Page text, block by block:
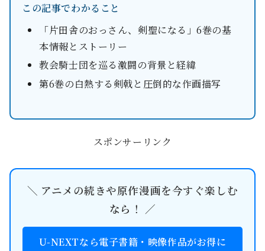
この記事でわかること
「片田舎のおっさん、剣聖になる」6巻の基
本情報とストーリー
教会騎士団を巡る激闘の背景と経緯
第6巻の白熱する剣戟と圧倒的な作画描写
スポンサーリンク
＼ アニメの続きや原作漫画を今すぐ楽しむ
なら！ ／
U-NEXTなら電子書籍・映像作品がお得に